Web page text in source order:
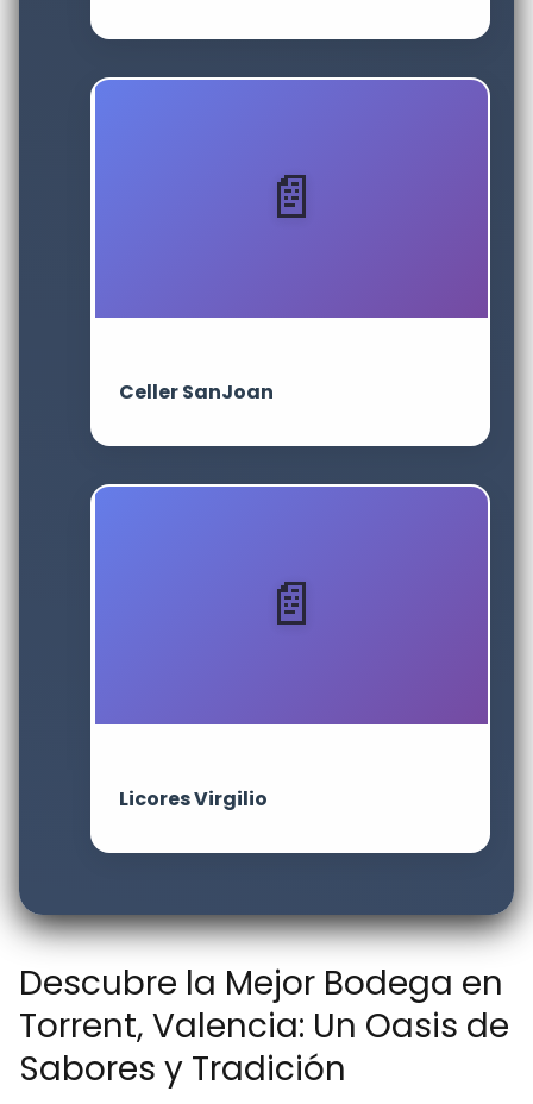
Celler SanJoan
Licores Virgilio
Descubre la Mejor Bodega en
Torrent, Valencia: Un Oasis de
Sabores y Tradición